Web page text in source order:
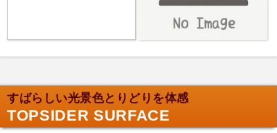
すばらしい光景色とりどりを体感
TOPSIDER SURFACE